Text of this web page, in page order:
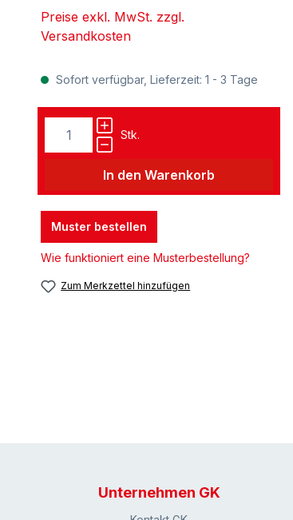
Preise exkl. MwSt. zzgl.
Versandkosten
Sofort verfügbar, Lieferzeit: 1 - 3 Tage
Stk.
In den Warenkorb
Muster bestellen
Wie funktioniert eine Musterbestellung?
Zum Merkzettel hinzufügen
Unternehmen GK